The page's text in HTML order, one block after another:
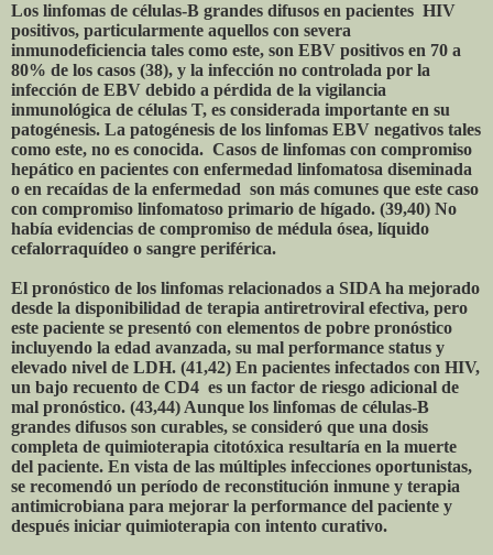
Los linfomas de células-B grandes difusos en pacientes HIV
positivos, particularmente aquellos con severa
inmunodeficiencia tales como este, son EBV positivos en 70 a
80% de los casos (38), y la infección no controlada por la
infección de EBV debido a pérdida de la vigilancia
inmunológica de células T, es considerada importante en su
patogénesis. La patogénesis de los linfomas EBV negativos tales
como este, no es conocida. Casos de linfomas con compromiso
hepático en pacientes con enfermedad linfomatosa diseminada
o en recaídas de la enfermedad son más comunes que este caso
con compromiso linfomatoso primario de hígado. (39,40) No
había evidencias de compromiso de médula ósea, líquido
cefalorraquídeo o sangre periférica.
El pronóstico de los linfomas relacionados a SIDA ha mejorado
desde la disponibilidad de terapia antiretroviral efectiva, pero
este paciente se presentó con elementos de pobre pronóstico
incluyendo la edad avanzada, su mal performance status y
elevado nivel de LDH. (41,42) En pacientes infectados con HIV,
un bajo recuento de CD4 es un factor de riesgo adicional de
mal pronóstico. (43,44) Aunque los linfomas de células-B
grandes difusos son curables, se consideró que una dosis
completa de quimioterapia citotóxica resultaría en la muerte
del paciente. En vista de las múltiples infecciones oportunistas,
se recomendó un período de reconstitución inmune y terapia
antimicrobiana para mejorar la performance del paciente y
después iniciar quimioterapia con intento curativo.